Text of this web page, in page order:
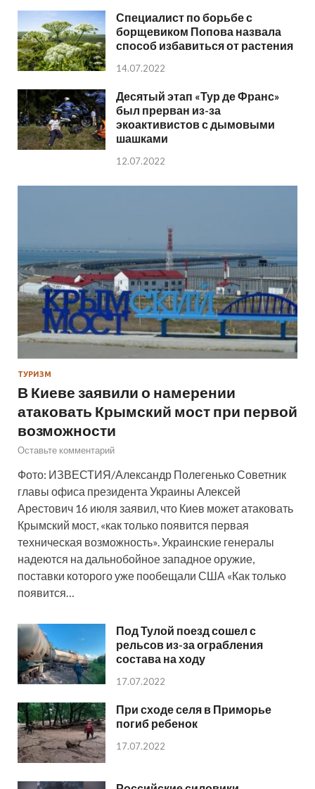
Специалист по борьбе с
борщевиком Попова назвала
способ избавиться от растения
14.07.2022
Десятый этап «Тур де Франс»
был прерван из-за
экоактивистов с дымовыми
шашками
12.07.2022
ТУРИЗМ
В Киеве заявили о намерении
атаковать Крымский мост при первой
возможности
Оставьте комментарий
Фото: ИЗВЕСТИЯ/Александр Полегенько Советник
главы офиса президента Украины Алексей
Арестович 16 июля заявил, что Киев может атаковать
Крымский мост, «как только появится первая
техническая возможность». Украинские генералы
надеются на дальнобойное западное оружие,
поставки которого уже пообещали США «Как только
появится…
Под Тулой поезд сошел с
рельсов из-за ограбления
состава на ходу
17.07.2022
При сходе селя в Приморье
погиб ребенок
17.07.2022